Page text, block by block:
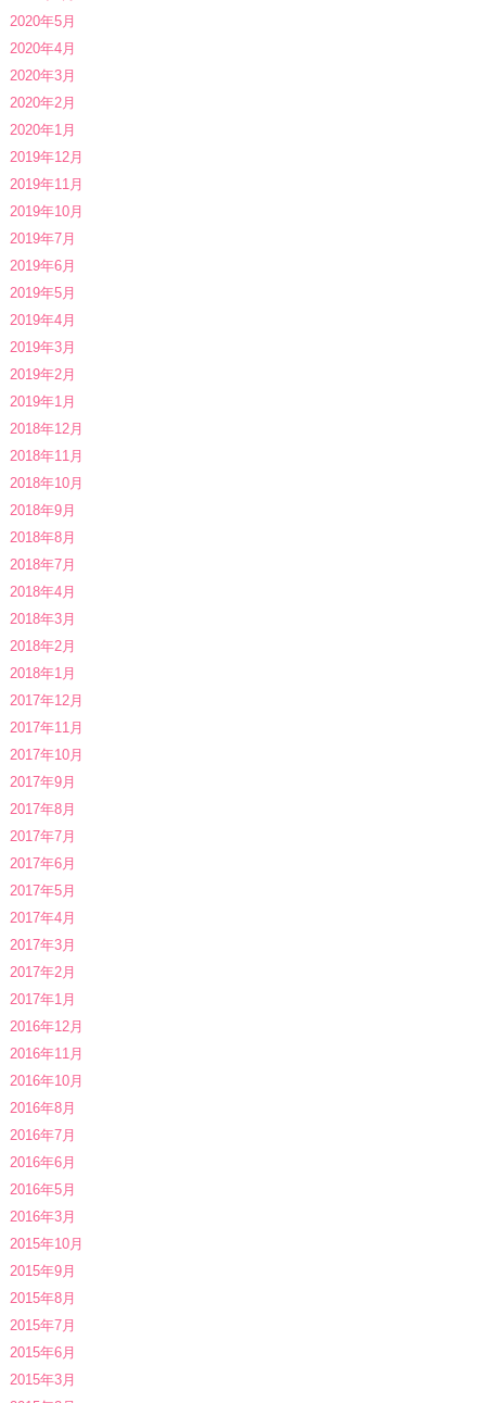
2020年5月
2020年4月
2020年3月
2020年2月
2020年1月
2019年12月
2019年11月
2019年10月
2019年7月
2019年6月
2019年5月
2019年4月
2019年3月
2019年2月
2019年1月
2018年12月
2018年11月
2018年10月
2018年9月
2018年8月
2018年7月
2018年4月
2018年3月
2018年2月
2018年1月
2017年12月
2017年11月
2017年10月
2017年9月
2017年8月
2017年7月
2017年6月
2017年5月
2017年4月
2017年3月
2017年2月
2017年1月
2016年12月
2016年11月
2016年10月
2016年8月
2016年7月
2016年6月
2016年5月
2016年3月
2015年10月
2015年9月
2015年8月
2015年7月
2015年6月
2015年3月